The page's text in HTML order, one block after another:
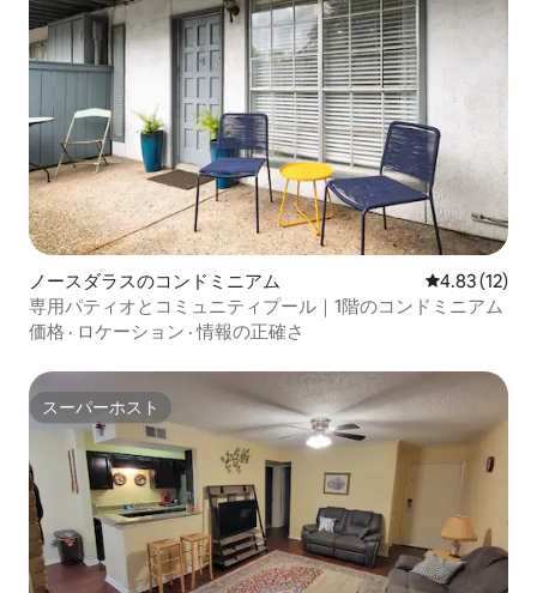
ノースダラスのコンドミニアム レビュー12
4.83 (12)
専用パティオとコミュニティプール｜1階のコンドミニアム
価格 · ロケーション ·情報の正確さ
スーパーホスト
スーパーホスト